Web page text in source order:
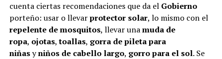
cuenta ciertas recomendaciones que da el Gobierno
porteño: usar o llevarprotector solar, lo mismo con el
repelente de mosquitos, llevar unamuda de
ropa, ojotas,toallas, gorra de pileta para
niñasyniños de cabello largo, gorro para el sol. Se